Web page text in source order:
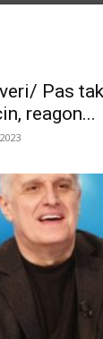
Pas
reagon...